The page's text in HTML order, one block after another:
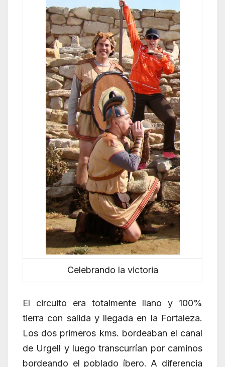
Celebrando la victoria
El circuito era totalmente llano y 100%
tierra con salida y llegada en la Fortaleza.
Los dos primeros kms. bordeaban el canal
de Urgell y luego transcurrían por caminos
bordeando el poblado íbero. A diferencia